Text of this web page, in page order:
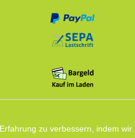
zu verbessern, indem